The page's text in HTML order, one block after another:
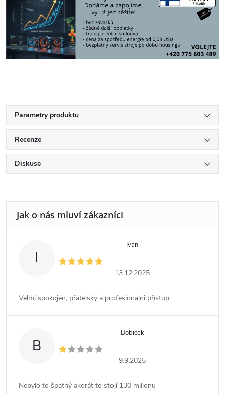
Parametry produktu
Recenze
Diskuse
I
Ivan
13.12.2025
Velmi spokojen, přátelský a profesionalni přístup
B
Bobicek
9.9.2025
Nebylo to špatný akorát to stojí 130 milionu